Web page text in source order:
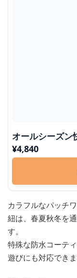
オールシーズン
¥4,840
カラフルなパッチ
紐は、春夏秋冬を
す。
特殊な防水コーテ
遊びにも対応できま